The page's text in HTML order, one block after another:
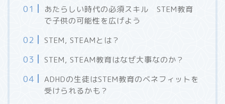
あたらしい時代の必須スキル STEM教育
で子供の可能性を広げよう
STEM, STEAMとは？
STEM, STEAM教育はなぜ大事なのか？
ADHDの生徒はSTEM教育のベネフィットを
受けられるかも？